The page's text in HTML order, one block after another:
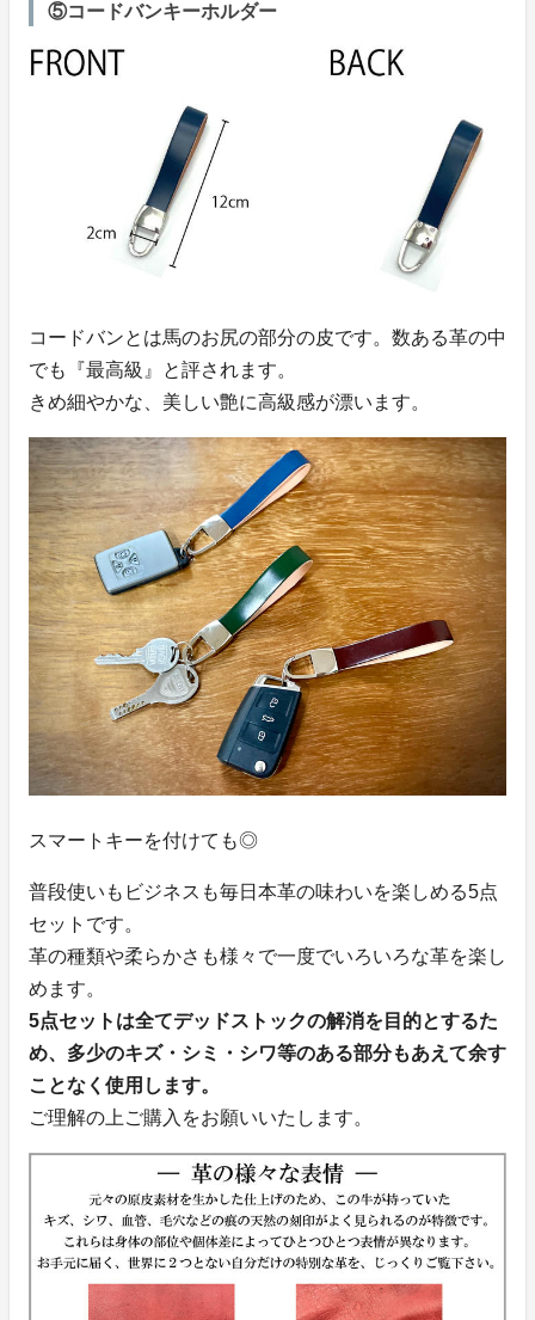
⑤コードバンキーホルダー
コードバンとは馬のお尻の部分の皮です。数ある革の中
でも『最高級』と評されます。
きめ細やかな、美しい艶に高級感が漂います。
スマートキーを付けても◎
普段使いもビジネスも毎日本革の味わいを楽しめる5点
セットです。
革の種類や柔らかさも様々で一度でいろいろな革を楽し
めます。
5点セットは全てデッドストックの解消を目的とするた
め、多少のキズ・シミ・シワ等のある部分もあえて余す
ことなく使用します。
ご理解の上ご購入をお願いいたします。